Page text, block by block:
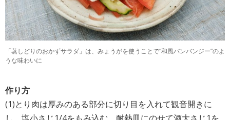
「蒸しどりのおかずサラダ」は、みょうがを使うことで“和風バンバンジー”のよ
うな味わいに
作り方
(1)とり肉は厚みのある部分に切り目を入れて観音開きに